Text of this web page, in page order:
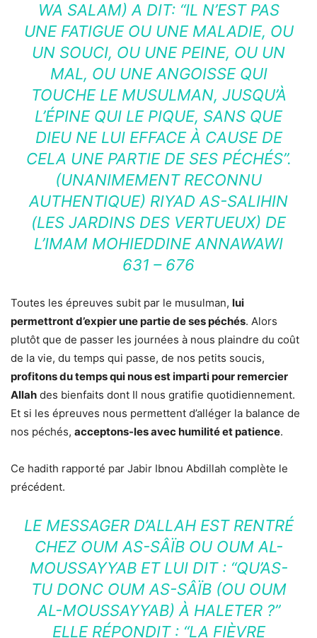
WA SALAM) A DIT: “IL N’EST PAS
UNE FATIGUE OU UNE MALADIE, OU
UN SOUCI, OU UNE PEINE, OU UN
MAL, OU UNE ANGOISSE QUI
TOUCHE LE MUSULMAN, JUSQU’À
L’ÉPINE QUI LE PIQUE, SANS QUE
DIEU NE LUI EFFACE À CAUSE DE
CELA UNE PARTIE DE SES PÉCHÉS”.
(UNANIMEMENT RECONNU
AUTHENTIQUE) RIYAD AS-SALIHIN
(LES JARDINS DES VERTUEUX) DE
L’IMAM MOHIEDDINE ANNAWAWI
631 – 676
Toutes les épreuves subit par le musulman, lui
permettront d’expier une partie de ses péchés. Alors
plutôt que de passer les journées à nous plaindre du coût
de la vie, du temps qui passe, de nos petits soucis,
profitons du temps qui nous est imparti pour remercier
Allah des bienfaits dont Il nous gratifie quotidiennement.
Et si les épreuves nous permettent d’alléger la balance de
nos péchés, acceptons-les avec humilité et patience.
Ce hadith rapporté par Jabir Ibnou Abdillah complète le
précédent.
LE MESSAGER D’ALLAH EST RENTRÉ
CHEZ OUM AS-SÂÏB OU OUM AL-
MOUSSAYYAB ET LUI DIT : “QU’AS-
TU DONC OUM AS-SÂÏB (OU OUM
AL-MOUSSAYYAB) À HALETER ?”
ELLE RÉPONDIT : “LA FIÈVRE